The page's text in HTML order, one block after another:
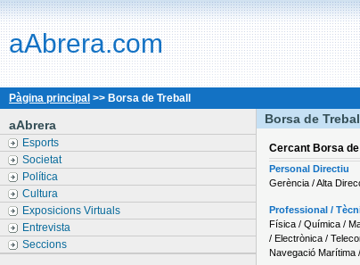
aAbrera.com
Pàgina principal >> Borsa de Treball
aAbrera
Esports
Societat
Política
Cultura
Exposicions Virtuals
Entrevista
Seccions
Borsa de
Cercant Borsa de
Personal Directiu
Gerència / Alta
Professional /
Física / Química /
/ Electrònica /
Navegació Marítima